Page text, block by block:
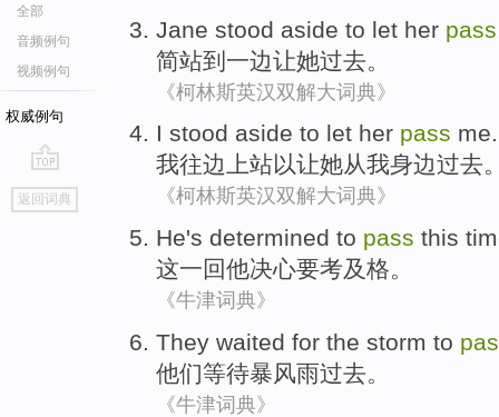
全部
音频例句
视频例句
权威例句
go
top
返回词典
Jane stood aside to let her pass
简站到 一边让她过去。
《柯林斯英汉双解大词典》
I stood aside to let her pass me.
我往边上站以让她从我身边过去
《柯林斯英汉双解大词典》
He's determined to pass this
这一回他决心要考及格。
《牛津词典》
They waited for the storm to
他们等待暴风雨过去。
《牛津词典》